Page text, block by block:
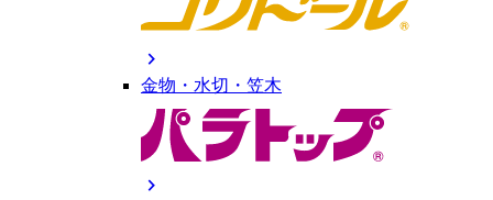
chevron_right
金物・水切・笠木
chevron_right